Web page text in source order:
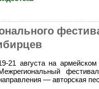
21 августа на
— авторская